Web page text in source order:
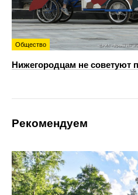
Общество
Нижегородцам не советуют
Рекомендуем